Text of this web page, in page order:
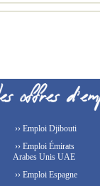
›› Emploi Djibouti
›› Emploi Émirats
Arabes Unis UAE
›› Emploi Espagne